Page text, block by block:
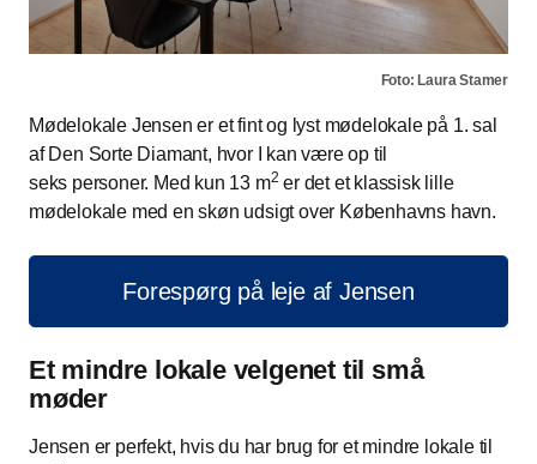
Foto: Laura Stamer
Mødelokale Jensen er et fint og lyst mødelokale på 1. sal
af Den Sorte Diamant, hvor I kan være op til
seks personer. Med kun 13 m2 er det et klassisk lille
mødelokale med en skøn udsigt over Københavns havn.
Forespørg på leje af Jensen
Et mindre lokale velgenet til små
møder
Jensen er perfekt, hvis du har brug for et mindre lokale til